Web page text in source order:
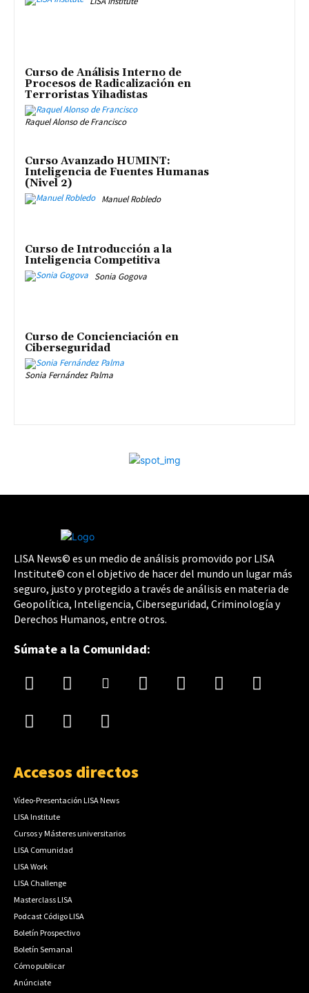
Curso de Análisis Interno de
Procesos de Radicalización en
Terroristas Yihadistas
Raquel Alonso de Francisco
Curso Avanzado HUMINT:
Inteligencia de Fuentes Humanas
(Nivel 2)
Manuel Robledo
Curso de Introducción a la
Inteligencia Competitiva
Sonia Gogova
Curso de Concienciación en
Ciberseguridad
Sonia Fernández Palma
LISA News© es un medio de análisis promovido por LISA
Institute© con el objetivo de hacer del mundo un lugar más
seguro, justo y protegido a través de análisis en materia de
Geopolítica, Inteligencia, Ciberseguridad, Criminología y
Derechos Humanos, entre otros.
Súmate a la Comunidad:
Accesos directos
Vídeo-Presentación LISA News
LISA Institute
Cursos y Másteres universitarios
LISA Comunidad
LISA Work
LISA Challenge
Masterclass LISA
Podcast Código LISA
Boletín Prospectivo
Boletín Semanal
Cómo publicar
Anúnciate